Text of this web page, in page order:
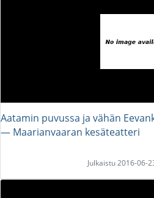
Aatamin puvussa ja vähän
― Maarianvaaran kesäteatteri
Julkaistu 2016-06-